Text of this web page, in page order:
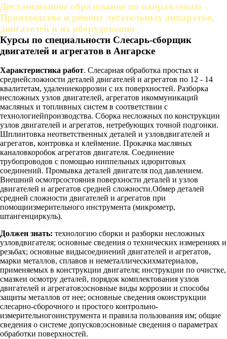
Дистанционное образование по направлению -
Производство и ремонт летательных аппаратов,
двигателей и их оборудования
Курсы по специальности Слесарь-сборщик
двигателей и агрегатов в Ангарске
Характеристика работ. Слесарная обработка простых и
среднейсложности деталей двигателей и агрегатов по 12 - 14
квалитетам, удалениекоррозии с их поверхностей. Разборка
несложных узлов двигателей, агрегатов икоммуникаций
масляных и топливных систем в соответствии с
технологиейпроизводства. Сборка несложных по конструкции
узлов двигателей и агрегатов, нетребующих точной подгонки.
Шплинтовка неответственных деталей и узловдвигателей и
агрегатов, контровка и клеймение. Прокачка масляных
каналовкоробок агрегатов двигателя. Соединение
трубопроводов с помощью ниппельных идюритовых
соединений. Промывка деталей двигателя под давлением.
Внешний осмотрсостояния поверхности деталей и узлов
двигателей и агрегатов средней сложности.Обмер деталей
средней сложности двигателей и агрегатов при
помощиизмерительного инструмента (микрометр,
штангенциркуль).
Должен знать: технологию сборки и разборки несложных
узловдвигателя; основные сведения о технических измерениях и
резьбах; основные видысоединений двигателей и агрегатов,
марки металлов, сплавов и неметаллическихматериалов,
применяемых в конструкции двигателя; инструкции по очистке,
смазкеи осмотру деталей, порядок комплектования узлов
двигателей и агрегатов;основные виды коррозии и способы
защиты металлов от нее; основные сведения оконструкции
слесарно-сборочного и простого контрольно-
измерительногоинструмента и правила пользования им; общие
сведения о системе допусков;основные сведения о параметрах
обработки поверхностей.